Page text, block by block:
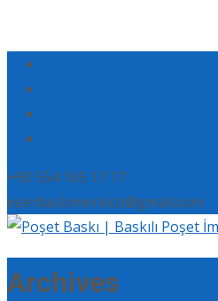
+90 554 165 17 17
eserbaskimerkezi@gmail.com
Archives